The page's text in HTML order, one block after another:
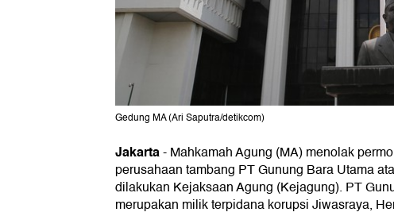
Gedung MA (Ari Saputra/detikcom)
Jakarta-Mahkamah Agung (MA) menolak
perusahaan tambang PT Gunung Bara Utama
dilakukan Kejaksaan Agung (Kejagung). PT
merupakan milik terpidana korupsi Jiwasraya,